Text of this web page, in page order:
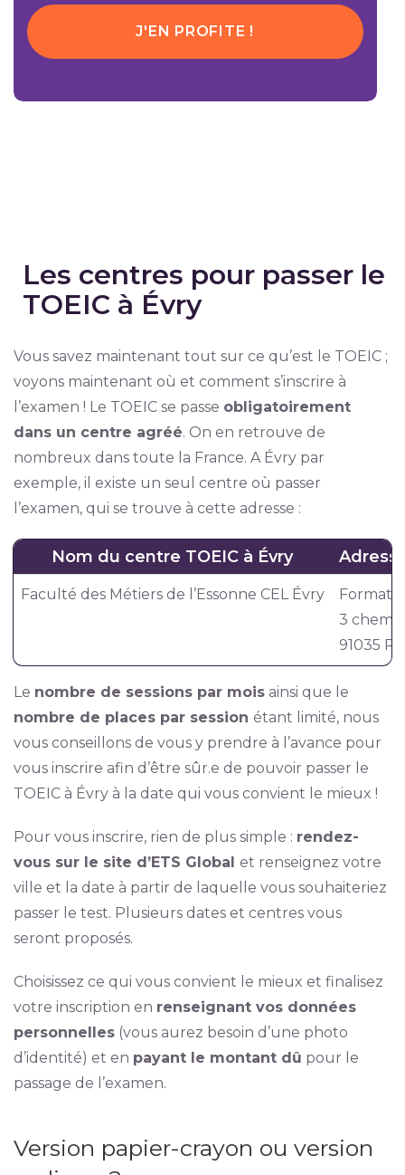
J'EN PROFITE !
Les centres pour passer le
TOEIC à Évry
Vous savez maintenant tout sur ce qu’est le TOEIC ;
voyons maintenant où et comment s’inscrire à
l’examen ! Le TOEIC se passe obligatoirement
dans un centre agréé. On en retrouve de
nombreux dans toute la France. A Évry par
exemple, il existe un seul centre où passer
l’examen, qui se trouve à cette adresse :
Nom du centre TOEIC à Évry
Faculté des Métiers de l’Essonne CEL Évry
3
91035
Le nombre de sessions par moisainsi que le
nombre de places par session étant limité, nous
vous conseillons de vous y prendre à l’avance pour
vous inscrire afin d’être sûr.e de pouvoir passer le
TOEIC à Évry à la date qui vous convient le mieux !
Pour vous inscrire, rien de plus simple : rendez-
vous sur le site d’ETS Global et renseignez votre
ville et la date à partir de laquelle vous souhaiteriez
passer le test. Plusieurs dates et centres vous
seront proposés.
Choisissez ce qui vous convient le mieux et finalisez
votre inscription en renseignant vos données
personnelles(vous aurez besoin d’une photo
d’identité) et en payant le montant dû pour le
passage de l’examen.
Version papier-crayon ou version